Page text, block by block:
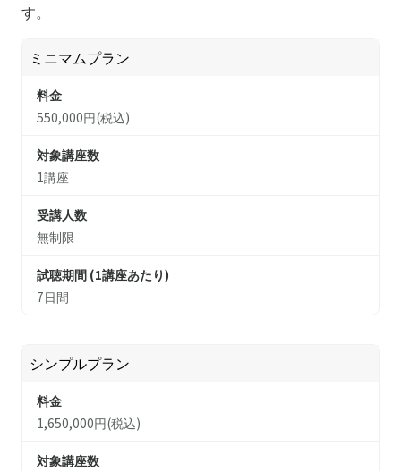
す。
ミニマムプラン
料金
550,000円(税込)
対象講座数
1講座
受講人数
無制限
試聴期間 (1講座あたり)
7日間
シンプルプラン
料金
1,650,000円(税込)
対象講座数